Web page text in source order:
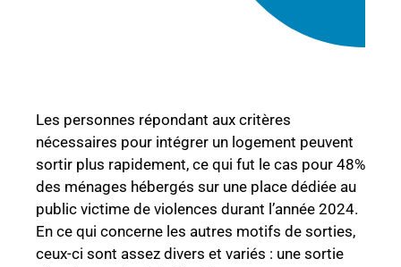
Les personnes répondant aux critères
nécessaires pour intégrer un logement peuvent
sortir plus rapidement, ce qui fut le cas pour 48%
des ménages hébergés sur une place dédiée au
public victime de violences durant l’année 2024.
En ce qui concerne les autres motifs de sorties,
ceux-ci sont assez divers et variés : une sortie